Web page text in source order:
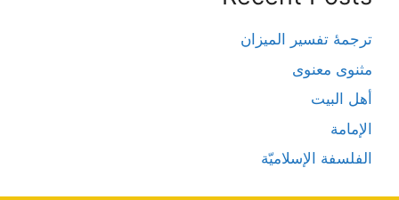
ترجمۀ تفسیر المیزان
مثنوی معنوی
أهل البيت
الإمامة
الفلسفة الإسلاميّة